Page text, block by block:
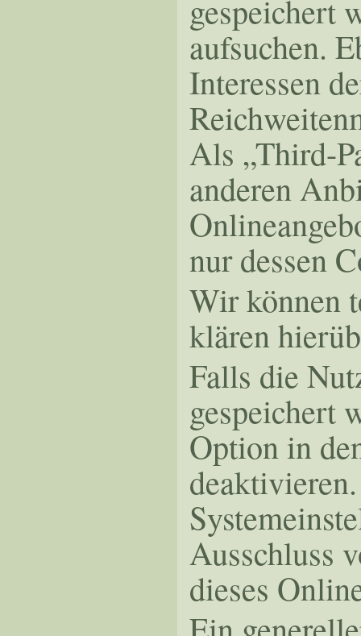
gespeichert
aufsuchen.
Interessen
Als „Third-
anderen
nur dessen
Wir können
klären
Falls die
gespeichert
Option in
Ausschluss
dieses